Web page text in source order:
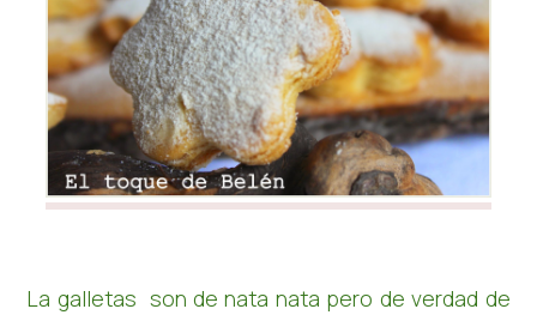
La galletas son de nata nata pero de verdad de